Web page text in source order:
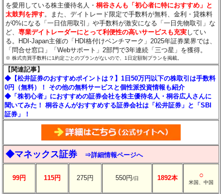
を愛用している株主優待名人・桐谷さんも「初心者に特におすすめ」と
太鼓判を押す。また、デイトレード限定で手数料が無料、金利・貸株料
が0%になる「一日信用取引」や手数料が激安になる「一日先物取引」な
ど、専業デイトレーダーにとって利便性の高いサービスも充実してい
る。HDI-Japan主催の「HDI格付けベンチマーク」2025年証券業界では、
「問合せ窓口」「Webサポート」2部門で3年連続「三つ星」を獲得。
※ 株式売買手数料に1約定ごとのプランがないので、1日定額制プランを掲載。
【関連記事】
◆【松井証券のおすすめポイントは？】1日50万円以下の株取引は手数料
0円（無料）！ その他の無料サービスと個性派投資情報も紹介
◆「株初心者」におすすめの証券会社を株主優待名人・桐谷広人さんに
聞いてみた！ 桐谷さんがおすすめする証券会社は「松井証券」と「SBI
証券」！
◆マネックス証券 ⇒詳細情報ページへ
99円 115円 275円 550円/日 1892本 ○
米国、中国